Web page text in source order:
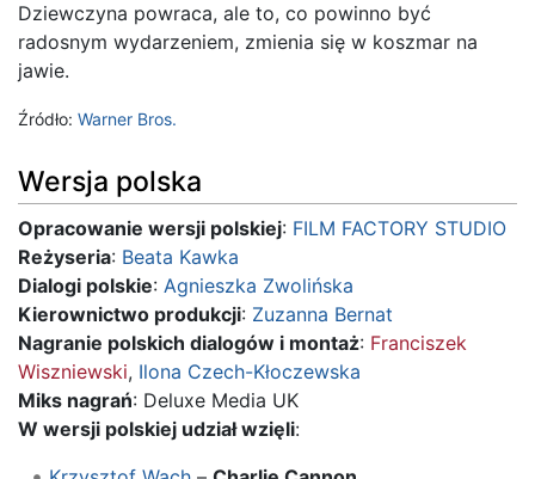
Dziewczyna powraca, ale to, co powinno być
radosnym wydarzeniem, zmienia się w koszmar na
jawie.
Źródło: Warner Bros.
Wersja polska
Opracowanie wersji polskiej: FILM FACTORY STUDIO
Reżyseria: Beata Kawka
Dialogi polskie: Agnieszka Zwolińska
Kierownictwo produkcji: Zuzanna Bernat
Nagranie polskich dialogów i montaż: Franciszek
Wiszniewski, Ilona Czech-Kłoczewska
Miks nagrań: Deluxe Media UK
W wersji polskiej udział wzięli: